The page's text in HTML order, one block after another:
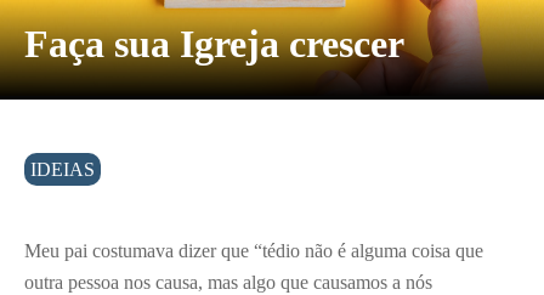
Faça sua Igreja crescer
IDEIAS
Meu pai costumava dizer que “tédio não é alguma coisa que
outra pessoa nos causa, mas algo que causamos a nós